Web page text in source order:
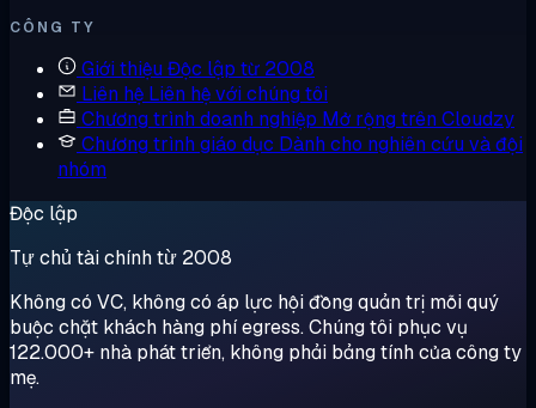
CÔNG TY
Giới thiệu Độc lập từ 2008
Liên hệ Liên hệ với chúng tôi
Chương trình doanh nghiệp Mở rộng trên Cloudzy
Chương trình giáo dục Dành cho nghiên cứu và đội
nhóm
Độc lập
Tự chủ tài chính từ 2008
Không có VC, không có áp lực hội đồng quản trị mỗi quý
buộc chặt khách hàng phí egress. Chúng tôi phục vụ
122.000+ nhà phát triển, không phải bảng tính của công ty
mẹ.